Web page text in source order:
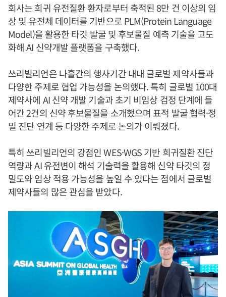
회사는 희귀 유전질환 환자로부터 축적된 8만 건 이상의 임
상 및 유전체 데이터를 기반으로 PLM(Protein Language
Model)을 활용한 타깃 발굴 및 후보물질 예측 기술을 고도
화해 AI 신약개발 플랫폼을 구축했다.
쓰리빌리언은 나흘간의 행사기간 내내 글로벌 제약사들과
다양한 주제로 협업 가능성을 논의했다. 특히 글로벌 100대
제약사에 AI 신약 개발 기술과 초기 비임상 검정 단계에 들
어간 2건의 신약 후보물질을 소개했으며 표적 발굴 협력·정
밀 진단 연계 등 다양한 주제로 논의가 이뤄졌다.
특히 쓰리빌리언의 강점인 WES·WGS 기반 희귀질환 진단
역량과 AI 유전변이 해석 기술력을 활용해 신약 타깃의 정
밀도와 임상 적용 가능성을 높일 수 있다는 점에서 글로벌
제약사들의 많은 관심을 받았다.